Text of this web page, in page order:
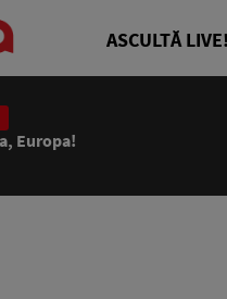
ASCULTĂ LIVE!
Europa!